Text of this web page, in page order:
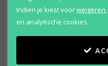
Animale
Eau de toilette
€ 36,95
Indien je kiest voorweigeren,
en analytische cookies.